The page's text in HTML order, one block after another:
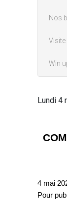
Lundi 4
4 mai
Pour
Nos
Visite
Win